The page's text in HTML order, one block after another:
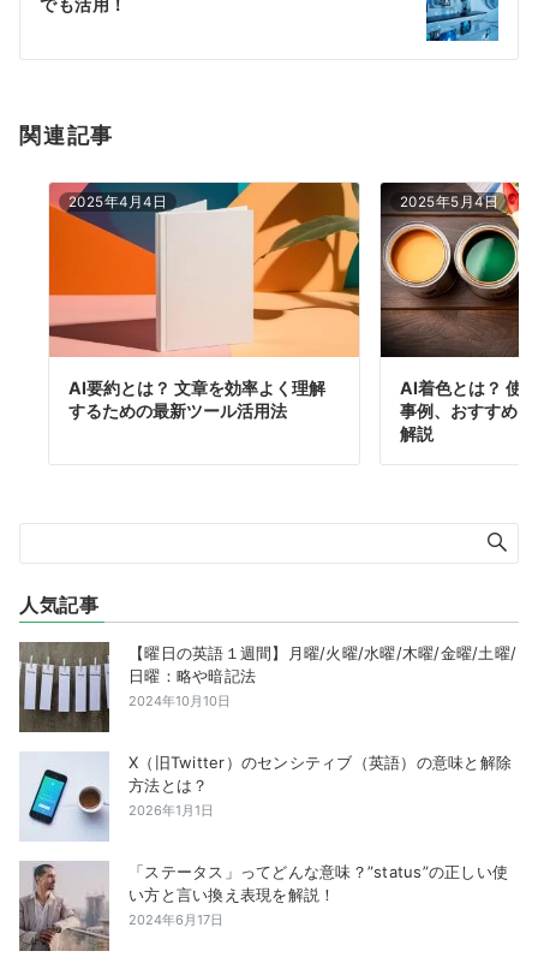
ン
でも活用！
関連記事
2025年4月4日
AI要約とは？ 文章を効率よく理解
するための最新ツール活用法
2025年5月4日
AI着色とは？ 使
事例、おすすめ
解説
人気記事
【曜日の英語１週間】月曜/火曜/水曜/木曜/金曜/土曜/
日曜：略や暗記法
2024年10月10日
X（旧Twitter）のセンシティブ（英語）の意味と解除
方法とは？
2026年1月1日
「ステータス」ってどんな意味？”status”の正しい使
い方と言い換え表現を解説！
2024年6月17日